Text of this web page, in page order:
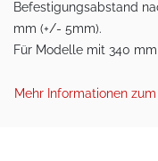
Befestigungsabstand
mm (+/- 5mm).
Für Modelle mit 340
Mehr Informationen